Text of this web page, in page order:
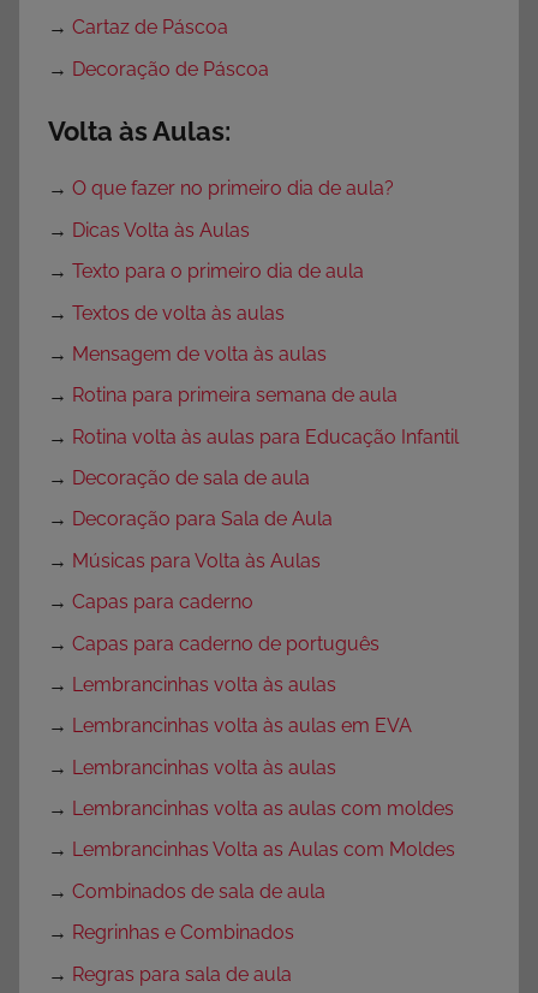
→ Cartaz de Páscoa
→ Decoração de Páscoa
Volta às Aulas:
→ O que fazer no primeiro dia de aula?
→ Dicas Volta às Aulas
→ Texto para o primeiro dia de aula
→ Textos de volta às aulas
→ Mensagem de volta às aulas
→ Rotina para primeira semana de aula
→ Rotina volta às aulas para Educação Infantil
→ Decoração de sala de aula
→ Decoração para Sala de Aula
→ Músicas para Volta às Aulas
→ Capas para caderno
→ Capas para caderno de português
→ Lembrancinhas volta às aulas
→ Lembrancinhas volta às aulas em EVA
→ Lembrancinhas volta às aulas
→ Lembrancinhas volta as aulas com moldes
→ Lembrancinhas Volta as Aulas com Moldes
→ Combinados de sala de aula
→ Regrinhas e Combinados
→ Regras para sala de aula